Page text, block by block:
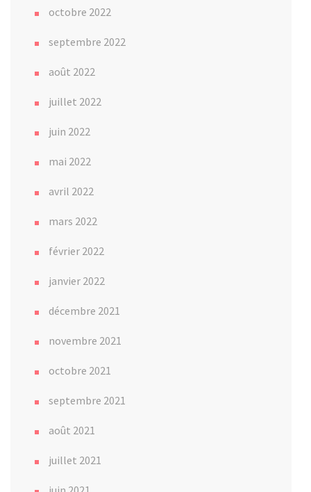
octobre 2022
septembre 2022
août 2022
juillet 2022
juin 2022
mai 2022
avril 2022
mars 2022
février 2022
janvier 2022
décembre 2021
novembre 2021
octobre 2021
septembre 2021
août 2021
juillet 2021